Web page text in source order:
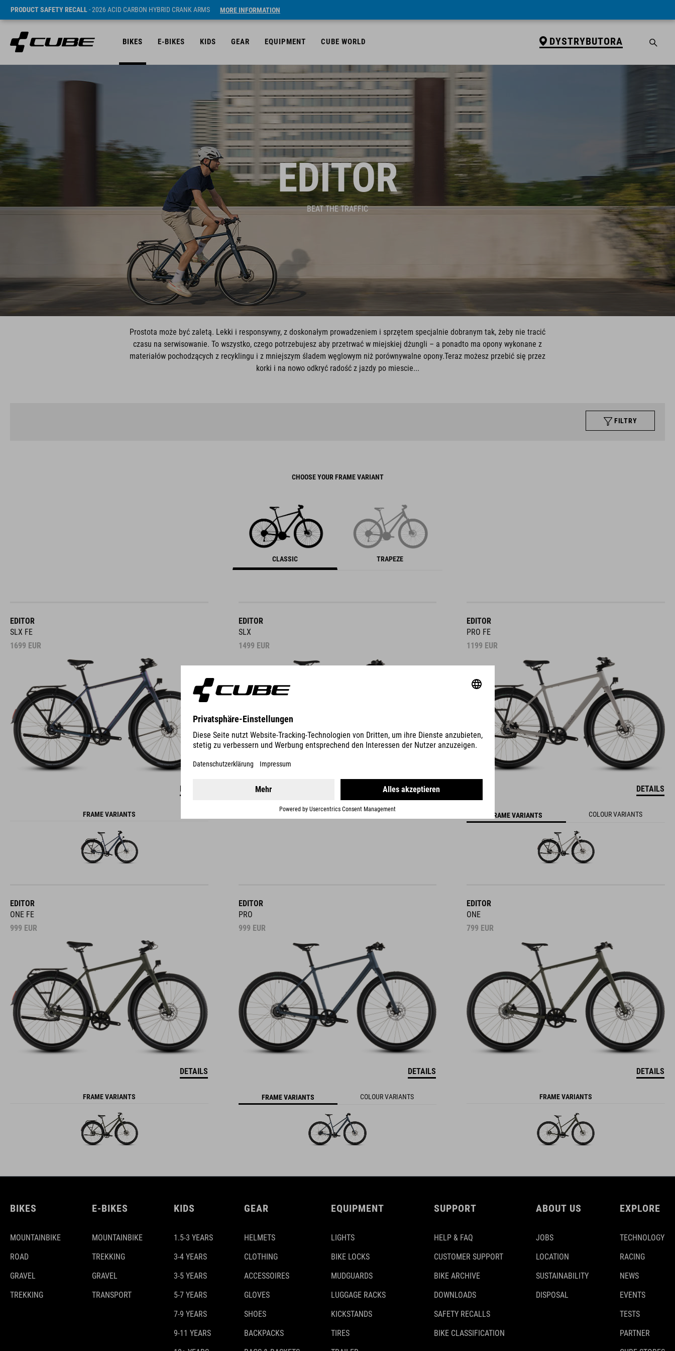
PRODUCT SAFETY RECALL- 2026 ACID CARBON HYBRID CRANK ARMS MORE INFORMATION
BIKES E-BIKES KIDS GEAR EQUIPMENT CUBE WORLD DYSTRYBUTORA
EDITOR
BEAT THE TRAFFIC
Prostota może być zaletą. Lekki i responsywny, z doskonałym prowadzeniem i sprzętem specjalnie dobranym tak, żeby nie tracić
czasu na serwisowanie. To wszystko, czego potrzebujesz aby przetrwać w miejskiej dżungli – a ponadto ma opony wykonane z
materiałów pochodzących z recyklingu i z mniejszym śladem węglowym niż porównywalne opony.Teraz możesz przebić się przez
korki i na nowo odkryć radość z jazdy po miescie...
FILTRY
CHOOSE YOUR FRAME VARIANT
CLASSIC TRAPEZE
EDITOR
SLX FE
1699 EUR
DETAILS
FRAME VARIANTS
EDITOR
SLX
1499 EUR
DETAILS
EDITOR
PRO FE
1199 EUR
DETAILS
FRAME VARIANTS COLOUR VARIANTS
EDITOR
ONE FE
999 EUR
DETAILS
FRAME VARIANTS
EDITOR
PRO
999 EUR
DETAILS
FRAME VARIANTS COLOUR VARIANTS
EDITOR
ONE
799 EUR
DETAILS
FRAME VARIANTS
BIKES
MOUNTAINBIKE
ROAD
GRAVEL
TREKKING
E-BIKES
MOUNTAINBIKE
TREKKING
GRAVEL
TRANSPORT
KIDS
1.5-3 YEARS
3-4 YEARS
3-5 YEARS
5-7 YEARS
7-9 YEARS
9-11 YEARS
GEAR
HELMETS
CLOTHING
ACCESSOIRES
GLOVES
SHOES
BACKPACKS
EQUIPMENT
LIGHTS
BIKE LOCKS
MUDGUARDS
LUGGAGE RACKS
KICKSTANDS
TIRES
SUPPORT
HELP & FAQ
CUSTOMER SUPPORT
BIKE ARCHIVE
DOWNLOADS
SAFETY RECALLS
BIKE CLASSIFICATION
ABOUT US
JOBS
LOCATION
SUSTAINABILITY
DISPOSAL
EXPLORE
TECHNOLOGY
RACING
NEWS
EVENTS
TESTS
PARTNER